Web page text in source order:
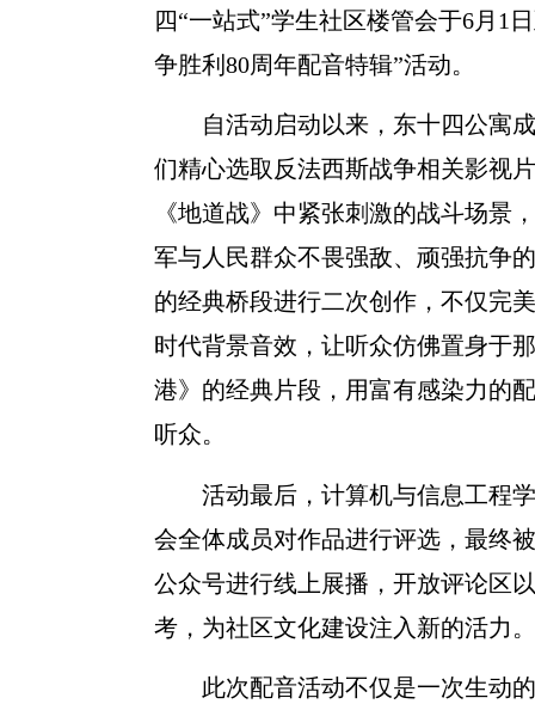
四“一站式”学生社区楼管会于6月 1
争胜利 80周年配音特辑”活动。
自活动启动以来，东十四公寓
们精心选取反法西斯战争相关影视
《地道战》中紧张刺激的战斗场景
军与人民群众不畏强敌、顽强抗争
的经典桥段进行二次创作，不仅完
时代背景音效，让听众仿佛置身于
港》的经典片段，用富有感染力的
听众。
活动最后，计算机与信息工程
会全体成员对作品进行评选，最终
公众号进行线上展播，开放评论区
考，为社区文化建设注入新的活力。
此次配音活动不仅是一次生动